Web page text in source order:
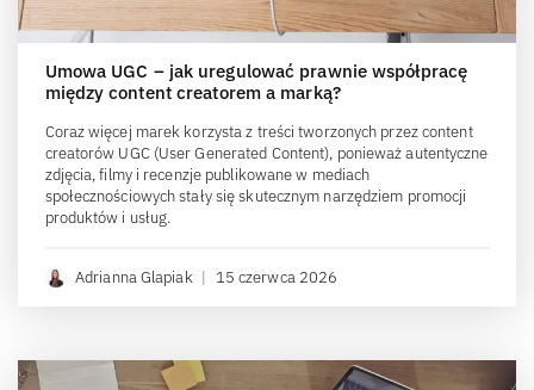
Umowa UGC – jak uregulować prawnie współpracę
między content creatorem a marką?
Coraz więcej marek korzysta z treści tworzonych przez content
creatorów UGC (User Generated Content), ponieważ autentyczne
zdjęcia, filmy i recenzje publikowane w mediach
społecznościowych stały się skutecznym narzędziem promocji
produktów i usług.
Adrianna Glapiak | 15 czerwca 2026